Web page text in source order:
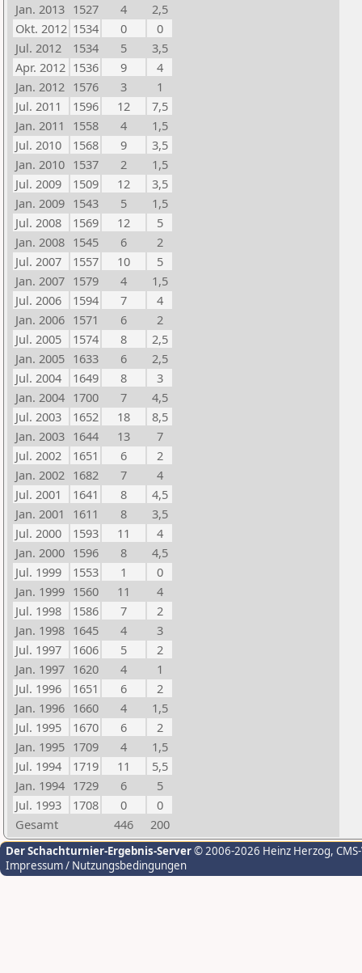
Jan. 2013 1527 4
2,5
Okt. 2012 1534 0
0
Jul. 2012
1534 5
3,5
Apr. 2012 1536 9
4
Jan. 2012 1576 3
1
Jul. 2011
1596 12
7,5
Jan. 2011
1558 4
1,5
Jul. 2010
1568 9
3,5
Jan. 2010 1537 2
1,5
Jul. 2009
1509 12
3,5
Jan. 2009 1543 5
1,5
Jul. 2008
1569 12
5
Jan. 2008 1545 6
2
Jul. 2007
1557 10
5
Jan. 2007 1579 4
1,5
Jul. 2006
1594 7
4
Jan. 2006 1571 6
2
Jul. 2005
1574 8
2,5
Jan. 2005 1633 6
2,5
Jul. 2004
1649 8
3
Jan. 2004 1700 7
4,5
Jul. 2003
1652 18
8,5
Jan. 2003 1644 13
7
Jul. 2002
1651 6
2
Jan. 2002 1682 7
4
Jul. 2001
1641 8
4,5
Jan. 2001
1611 8
3,5
Jul. 2000
1593 11
4
Jan. 2000 1596 8
4,5
Jul. 1999
1553 1
0
Jan. 1999 1560 11
4
Jul. 1998
1586 7
2
Jan. 1998 1645 4
3
Jul. 1997
1606 5
2
Jan. 1997 1620 4
1
Jul. 1996
1651 6
2
Jan. 1996 1660 4
1,5
Jul. 1995
1670 6
2
Jan. 1995 1709 4
1,5
Jul. 1994
1719 11
5,5
Jan. 1994 1729 6
5
Jul. 1993
1708 0
0
Gesamt
446 200
Der Schachturnier-Ergebnis-Server© 2006-2026 Heinz Herzog,
Impressum / Nutzungsbedingungen